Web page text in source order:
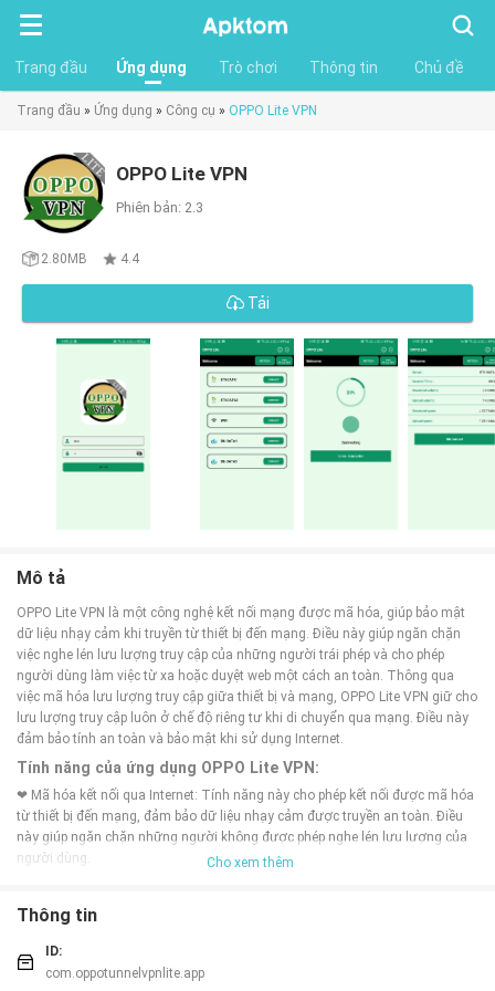
Tìm
kiếm
Trang đầu
Ứng dụng Trò chơi Thông tin Chủ đề
Trang đầu » Ứng dụng » Công cụ » OPPO Lite VPN
OPPO Lite VPN
Phiên bản: 2.3
2.80MB 4.4
Tải
Mô tả
OPPO Lite VPN là một công nghệ kết nối mạng được mã hóa, giúp bảo mật
dữ liệu nhạy cảm khi truyền từ thiết bị đến mạng. Điều này giúp ngăn chặn
việc nghe lén lưu lượng truy cập của những người trái phép và cho phép
người dùng làm việc từ xa hoặc duyệt web một cách an toàn. Thông qua
việc mã hóa lưu lượng truy cập giữa thiết bị và mạng, OPPO Lite VPN giữ cho
lưu lượng truy cập luôn ở chế độ riêng tư khi di chuyển qua mạng. Điều này
đảm bảo tính an toàn và bảo mật khi sử dụng Internet.
Tính năng của ứng dụng OPPO Lite VPN:
❤ Mã hóa kết nối qua Internet: Tính năng này cho phép kết nối được mã hóa
từ thiết bị đến mạng, đảm bảo dữ liệu nhạy cảm được truyền an toàn. Điều
này giúp ngăn chặn những người không được phép nghe lén lưu lượng của
người dùng.
phải trực tiếp truy cập vào mạng cục bộ.
❤ Duyệt web: Ứng dụng cung cấp tính năng duyệt web an toàn. Khi lưu lượng
truy cập di chuyển, nó vẫn ở chế độ riêng tư, giúp người dùng duyệt web một
cách an toàn.
Cho xem thêm
Thông tin
ID:
com.oppotunnelvpnlite.app